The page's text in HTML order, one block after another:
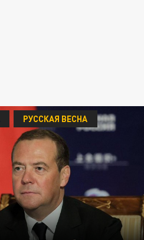
РУССКАЯ ВЕСНА